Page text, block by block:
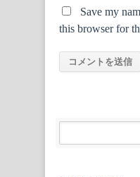
Save my
this browser for